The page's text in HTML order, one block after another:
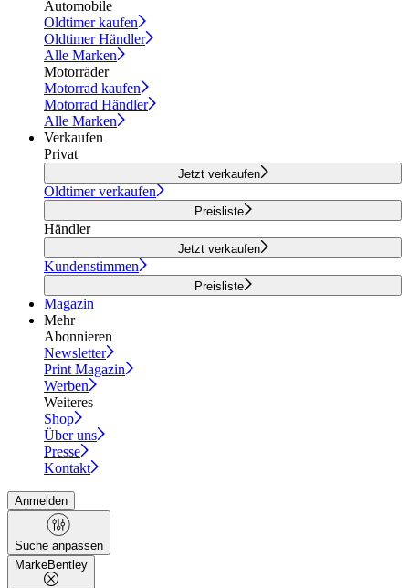
Automobile
Oldtimer kaufen
Oldtimer Händler
Alle Marken
Motorräder
Motorrad kaufen
Motorrad Händler
Alle Marken
Verkaufen
Privat
Jetzt verkaufen
Oldtimer verkaufen
Preisliste
Händler
Jetzt verkaufen
Kundenstimmen
Preisliste
Magazin
Mehr
Abonnieren
Newsletter
Print Magazin
Werben
Weiteres
Shop
Über uns
Presse
Kontakt
Anmelden
Suche anpassen
MarkeBentley